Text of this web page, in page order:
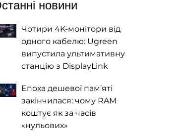
новини
Чотири 4K-монітори від
одного кабелю: Ugreen
випустила ультимативну
станцію з DisplayLink
Епоха дешевої пам’яті
закінчилася: чому RAM
коштує як за часів
«нульових»